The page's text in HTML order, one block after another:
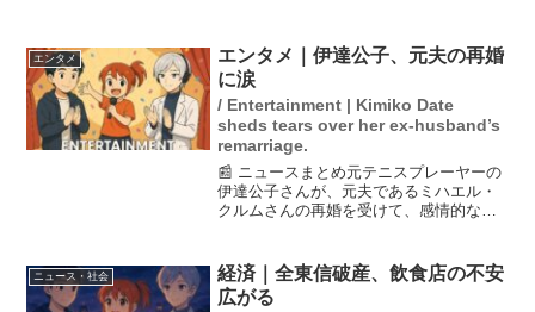
エンタメ
エンタメ｜伊達公子、元夫の再婚
に涙
/ Entertainment | Kimiko Date
sheds tears over her ex-husband’s
remarriage.
📰 ニュースまとめ元テニスプレーヤーの
伊達公子さんが、元夫であるミハエル・
クルムさんの再婚を受けて、感情的な思
た影響を振り返り、彼との新しい関係に
ついても語っています。...
ニュース・社会
経済｜全東信破産、飲食店の不安
広がる